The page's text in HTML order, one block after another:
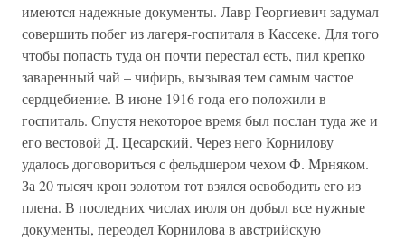
имеются надежные документы. Лавр Георгиевич задумал
совершить побег из лагеря-госпиталя в Кассеке. Для того
чтобы попасть туда он почти перестал есть, пил крепко
заваренный чай – чифирь, вызывая тем самым частое
сердцебиение. В июне 1916 года его положили в
госпиталь. Спустя некоторое время был послан туда же и
его вестовой Д. Цесарский. Через него Корнилову
удалось договориться с фельдшером чехом Ф. Мрняком.
За 20 тысяч крон золотом тот взялся освободить его из
плена. В последних числах июля он добыл все нужные
документы, переодел Корнилова в австрийскую